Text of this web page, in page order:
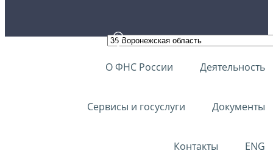
О ФНС России Деятельность
Сервисы и госуслуги Документы
Контакты ENG